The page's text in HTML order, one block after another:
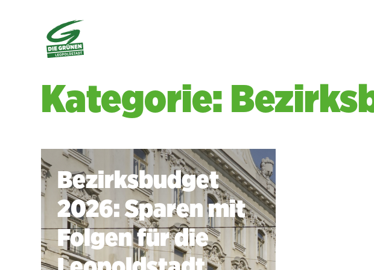
Kategorie:
Bezirksbudget
2026: Sparen mit
Folgen für die